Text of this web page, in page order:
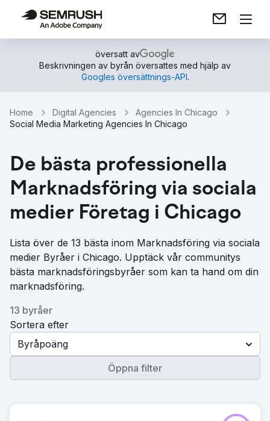
översatt av
Beskrivningen av byrån översattes med hjälp av
Googles översättnings-API.
Home Digital Agencies
Agencies In Chicago
Social Media Marketing Agencies In Chicago
De bästa professionella
Marknadsföring via sociala
medier Företag i Chicago
Lista över de 13 bästa inom Marknadsföring via sociala
medier Byråer i Chicago. Upptäck vår communitys
bästa marknadsföringsbyråer som kan ta hand om din
marknadsföring.
13 byråer
Sortera efter
Byråpoäng
Öppna filter